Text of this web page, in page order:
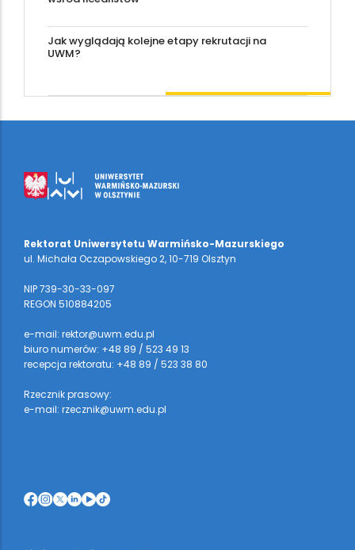
Jak wyglądają kolejne etapy rekrutacji na
UWM?
Rektorat Uniwersytetu Warmińsko-Mazurskiego
ul. Michała Oczapowskiego 2, 10-719 Olsztyn
NIP 739-30-33-097
REGON 510884205
e-mail: rektor@uwm.edu.pl
biuro numerów: +48 89 / 523 49 13
recepcja rektoratu: +48 89 / 523 38 80
Rzecznik prasowy:
e-mail: rzecznik@uwm.edu.pl